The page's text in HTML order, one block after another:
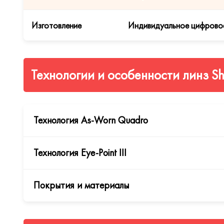
Изготовление Индивидуальное
Технологии и особенности линз
Технология As-Worn Quadro
соответствовать оптимальному визуальному
Технология Eye-Point III
Покрытия и материалы